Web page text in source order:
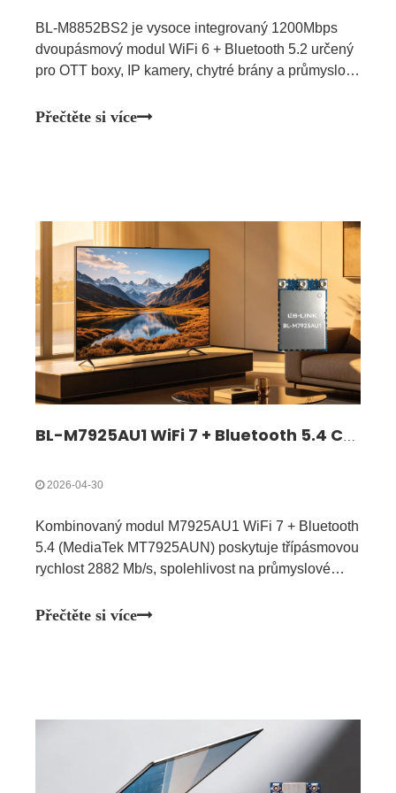
BL-M8852BS2 je vysoce integrovaný 1200Mbps
dvoupásmový modul WiFi 6 + Bluetooth 5.2 určený
pro OTT boxy, IP kamery, chytré brány a průmyslové
Přečtěte si více
2026-04-30
Kombinovaný modul M7925AU1 WiFi 7 + Bluetooth
5.4 (MediaTek MT7925AUN) poskytuje třípásmovou
rychlost 2882 Mb/s, spolehlivost na průmyslové
lékařská zařízení.
Přečtěte si více